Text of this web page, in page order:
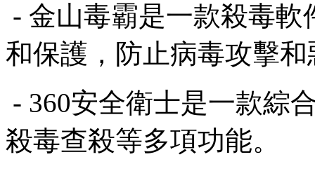
- 金山毒霸是一款殺毒
和保護，防止病毒攻擊
- 360安全衛士是一款綜
殺毒查殺等多項功能。